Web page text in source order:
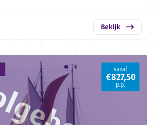
Bekijk
vanaf
€827,50
p.p.